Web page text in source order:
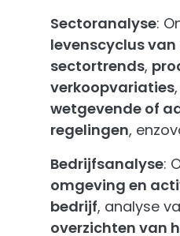
Sectoranalyse:
levenscyclus
sectortrends,
verkoopvariaties,
wetgevende of
regelingen,
Bedrijfsanalyse:
omgeving en
bedrijf, analyse
overzichten van